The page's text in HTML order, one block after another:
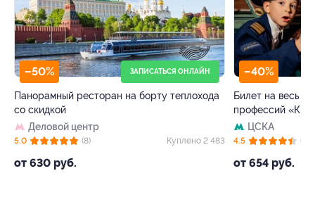
–50% ЗАПИСАТЬСЯ ОНЛАЙН
Панорамный ресторан на борту теплохода
со скидкой
Деловой центр
от 630 руб.
5.0 (8) Куплено 2 483
–40%
Билет на весь
профессий
ЦСКА
от 654 руб.
4.5 (63)